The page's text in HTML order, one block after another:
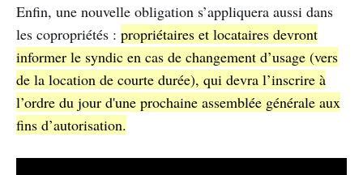
Enfin, une nouvelle obligation s’appliquera aussi dans
les copropriétés : propriétaires et locataires devront
informer le syndic en cas de changement d’usage (vers
de la location de courte durée), qui devra l’inscrire à
l’ordre du jour d'une prochaine assemblée générale aux
fins d’autorisation.